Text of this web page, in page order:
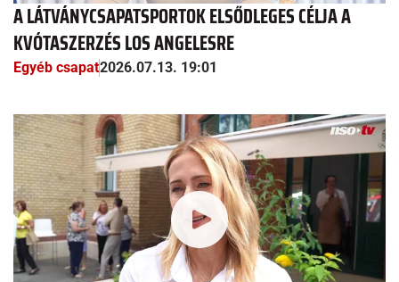
A LÁTVÁNYCSAPATSPORTOK ELSŐDLEGES CÉLJA A
KVÓTASZERZÉS LOS ANGELESRE
Egyéb csapat2026.07.13. 19:01